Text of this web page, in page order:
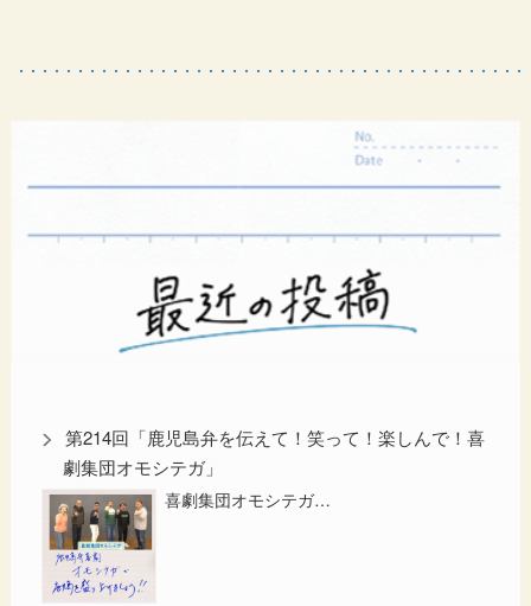
第214回「鹿児島弁を伝えて！笑って！楽しんで！喜
劇集団オモシテガ」
喜劇集団オモシテガ…